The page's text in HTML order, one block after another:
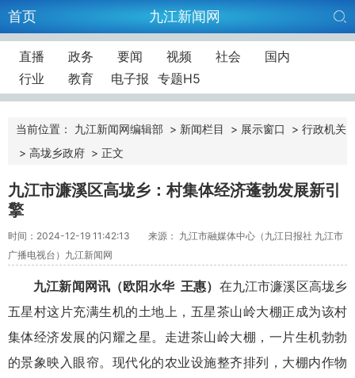
首页 九江新闻网
直播 政务 要闻 视频 社会
国内
行业
教育 电子报 专题H5
当前位置： 九江新闻网编辑部 > 新闻栏目 > 展示窗口 > 行政机关
> 高垅乡政府 > 正文
九江市濂溪区高垅乡：村集体经济蓬勃发展新引
擎
时间：2024-12-19 11:42:13
来源： 九江市融媒体中心（九江日报社 九江市
广播电视台）九江新闻网
九江新闻网讯 （欧阳水华 王惠） 在九江市濂溪区高垅乡
五星村这片充满生机的土地上，五星茶山岭大棚正成为该村
集体经济发展的闪耀之星。走进茶山岭大棚，一片生机勃勃
的景象映入眼帘。现代化的农业设施整齐排列，大棚内作物